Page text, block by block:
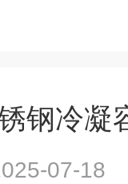
钢冷凝
2025-07-